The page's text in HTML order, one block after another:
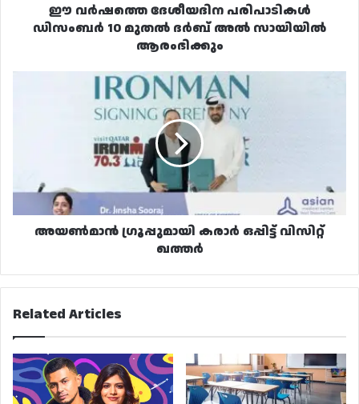
സായിയിൽ
ആരംഭിക്കും
ഈ വർഷത്തെ ദേശീയദിന പരിപാടികൾ
ഡിസംബർ 10 മുതൽ ദർബ് അൽ സായിയിൽ
ആരംഭിക്കും
അയൺമാൻ ഗ്രൂപ്പുമായി കരാർ ഒപ്പിട്ട് വിസിറ്റ്
ഖത്തർ
Related Articles